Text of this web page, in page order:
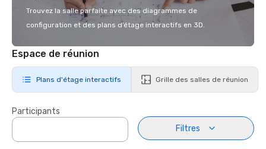
Trouvez la salle parfaite avec des diagrammes de
configuration et des plans d’étage interactifs en 3D.
Espace de réunion
Plans d'étage interactifs Grille des salles de réunion
Participants
Filtres